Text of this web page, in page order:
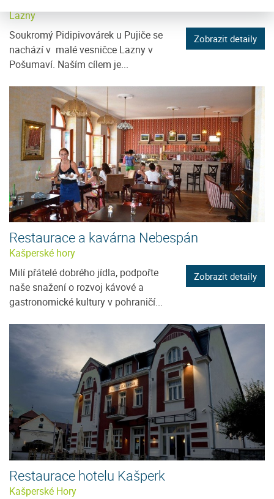
Lazny
Soukromý Pidipivovárek u Pujiče se
nachází v malé vesničce Lazny v
Pošumaví. Naším cílem je...
Zobrazit detaily
Restaurace a kavárna Nebespán
Kašperské hory
Milí přátelé dobrého jídla, podpořte
naše snažení o rozvoj kávové a
gastronomické kultury v pohraničí...
Zobrazit detaily
Restaurace hotelu Kašperk
Kašperské Hory